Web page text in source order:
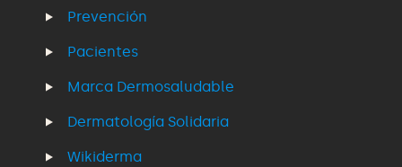
Prevención
Pacientes
Marca Dermosaludable
Dermatología Solidaria
Wikiderma